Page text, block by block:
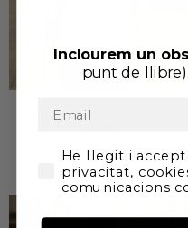
VEURE MÉS
Inclourem un
punt de
He llegit i
He llegit i
privacitat,
comunicacions